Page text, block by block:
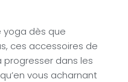
yoga dès que
ces accessoires de
dans les
vous acharnant